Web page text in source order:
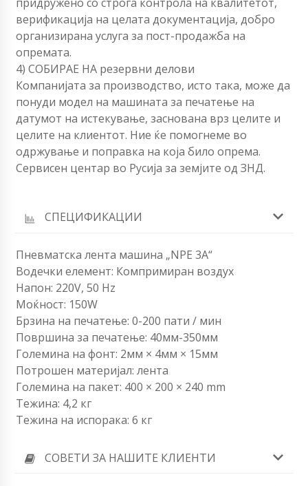
верификација на целата документација, добро
организирана услуга за пост-продажба на
опремата.
4) СОБИРАЕ НА резервни делови
Компанијата за производство, исто така, може да
понуди модел на машината за печатење на
датумот на истекување, заснована врз целите и
целите на клиентот. Ние ќе помогнеме во
одржување и поправка на која било опрема.
Сервисен центар во Русија за земјите од ЗНД.
СПЕЦИФИКАЦИИ
Пневматска лента машина „NPE 3A“
Водечки елемент: Компримиран воздух
Напон: 220V, 50 Hz
Моќност: 150W
Брзина на печатење: 0-200 пати / мин
Површина за печатење: 40мм-350мм
Големина на фонт: 2мм × 4мм × 15мм
Потрошен материјал: лента
Големина на пакет: 400 × 200 × 240 mm
Тежина: 4,2 кг
Тежина на испорака: 6 кг
СОВЕТИ ЗА НАШИТЕ КЛИЕНТИ